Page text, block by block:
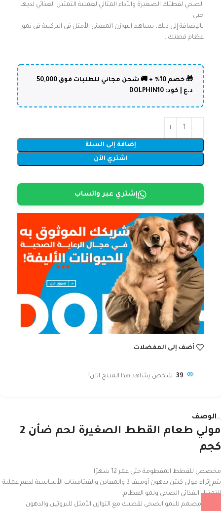
الصحي لقطتك الصغيرة والأداء المثالي لعملية التمثيل الغذائي لديها
حتى
بالإضافة إلى ذلك، يساهم التوازن المعدني الأمثل في التركيبة في نمو
عظام قطتك .
🎁 خصم 10% + 🚚 شحن مجاني للطلبات فوق 50,000
د.ع | كود: DOLPHIN10
إضافة إلى السلة
اشتري الآن
إشتري عبر واتساب
أضف إلى المفضلات
39 شخص يشاهد هذا المنتج الآن!
الوصف
مولي طعام القطط الصغيرة لحم ضأن 2
كجم
مخصص للقطط المفطومة حتى عمر 12 شهرًا.
يتم إثراء مولي كيتن بدهون أوميغا 3 والمعادن والفيتامينات الأساسية لدعم عملية
التمثيل الغذائي الصحي ونمو العظام.
كما أنه مصمم للنمو الصحي لقطتك مع التوازن الأمثل للبروتين والدهون